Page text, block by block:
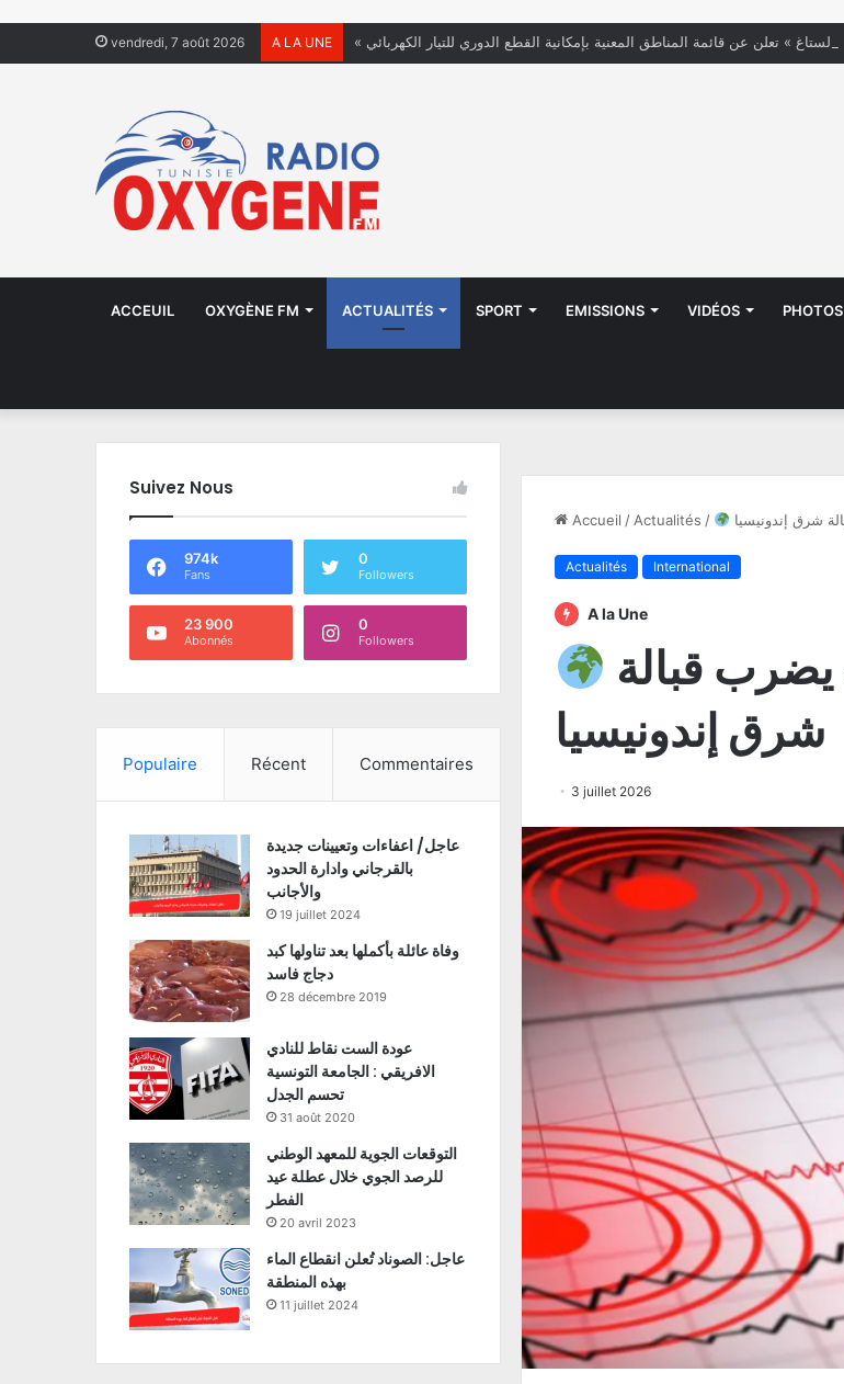
vendredi, 7 août 2026 A LA UNE « الستاغ » تعلن عن قائمة المناطق المعنية بإمكانية القطع الدوري للتيار الكهربائي
ACCEUIL OXYGÈNE FM ACTUALITÉS SPORT EMISSIONS VIDÉOS PHOTOS
Accueil / Actualités /
Actualités International
A la Une
شرق إندونيسيا
3 juillet 2026
Suivez Nous
974k
Fans
0
Followers
23 900
Abonnés
0
Followers
Populaire Récent Commentaires
عاجل/ اعفاءات وتعيينات جديدة
بالقرجاني وادارة الحدود
والأجانب
19 juillet 2024
وفاة عائلة بأكملها بعد تناولها كبد
دجاج فاسد
28 décembre 2019
عودة الست نقاط للنادي
الافريقي : الجامعة التونسية
تحسم الجدل
31 août 2020
التوقعات الجوية للمعهد الوطني
للرصد الجوي خلال عطلة عيد
الفطر
20 avril 2023
عاجل: الصوناد تُعلن انقطاع الماء
بهذه المنطقة
11 juillet 2024